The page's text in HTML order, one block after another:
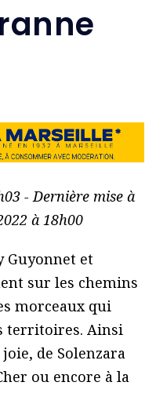
- Dernière mise à
à 18h00
Guyonnet et
sur les chemins
morceaux qui
territoires. Ainsi
de Solenzara
ou encore à la